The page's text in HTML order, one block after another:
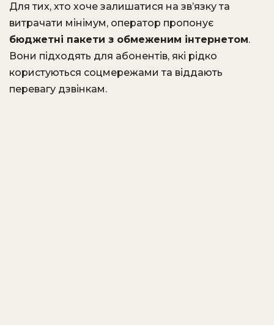
Для тих, хто хоче залишатися на зв’язку та
витрачати мінімум, оператор пропонує
бюджетні пакети з обмеженим інтернетом.
Вони підходять для абонентів, які рідко
користуються соцмережами та віддають
перевагу дзвінкам.